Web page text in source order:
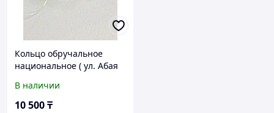
Кольцо обручальное
национальное ( ул. Абая
В наличии
10 500₸